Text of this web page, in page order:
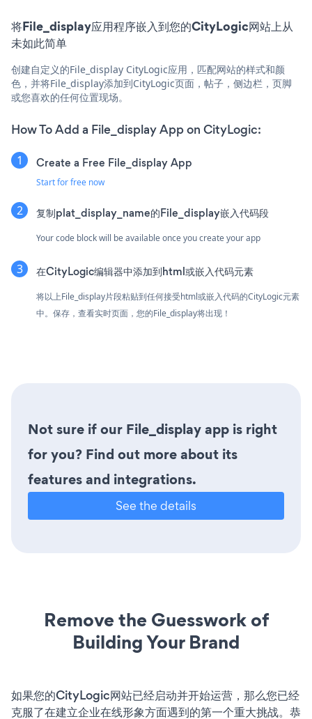
将File_display应用程序嵌入到您的CityLogic网站上从
未如此简单
创建自定义的File_display CityLogic应用，匹配网站的样式和颜
色，并将File_display添加到CityLogic页面，帖子，侧边栏，页脚
或您喜欢的任何位置现场。
How To Add a File_display App on CityLogic:
Create a Free File_display App
Start for free now
复制plat_display_name的File_display嵌入代码段
Your code block will be available once you create your app
在CityLogic编辑器中添加到html或嵌入代码元素
将以上File_display片段粘贴到任何接受html或嵌入代码的CityLogic元素
中。保存，查看实时页面，您的File_display将出现！
Not sure if our File_display app is right
for you? Find out more about its
features and integrations.
See the details
Remove the Guesswork of
Building Your Brand
如果您的CityLogic网站已经启动并开始运营，那么您已经
克服了在建立企业在线形象方面遇到的第一个重大挑战。恭